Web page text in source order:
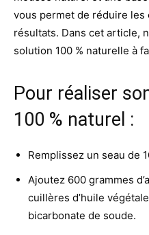
vous permet de réduire les
résultats. Dans cet article,
solution 100 % naturelle à
Pour réaliser
100 % naturel :
Remplissez un seau de
Ajoutez 600 grammes
cuillères d’huile
bicarbonate de soude.